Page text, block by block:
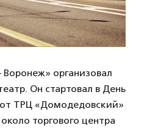
организовал
Он стартовал в День
ТРЦ «Домодедовский»
торгового центра